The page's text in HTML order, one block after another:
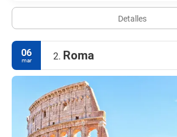
Detalles
06
mar 2. Roma